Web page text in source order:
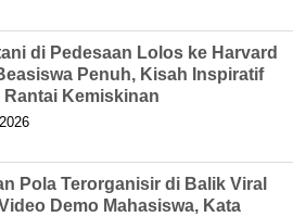
di Pedesaan Lolos ke Harvard
Penuh, Kisah Inspiratif
Rantai Kemiskinan
Pola Terorganisir di Balik Viral
Demo Mahasiswa, Kata